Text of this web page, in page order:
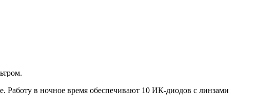
Работу в ночное время обеспечивают 10 ИК-диодов с линзами